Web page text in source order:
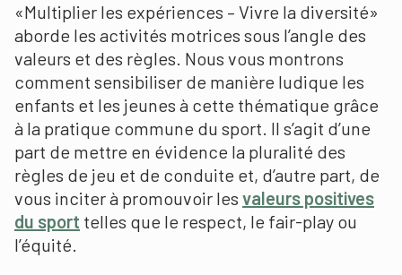
«Multiplier les expériences – Vivre la diversité»
aborde les activités motrices sous l’angle des
valeurs et des règles. Nous vous montrons
comment sensibiliser de manière ludique les
enfants et les jeunes à cette thématique grâce
à la pratique commune du sport. Il s’agit d’une
part de mettre en évidence la pluralité des
règles de jeu et de conduite et, d’autre part, de
vous inciter à promouvoir les valeurs positives
du sport telles que le respect, le fair-play ou
l’équité.